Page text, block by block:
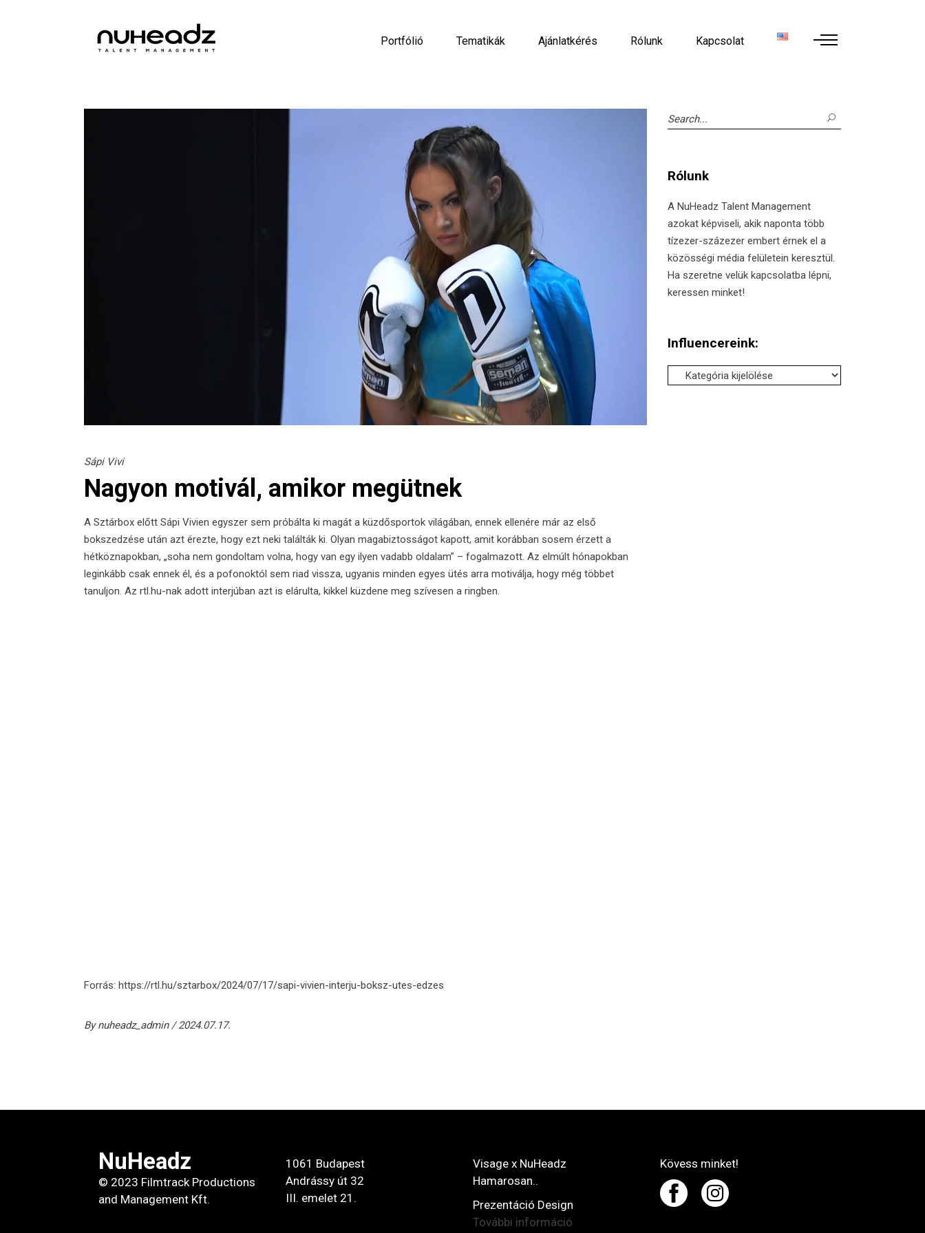
Portfólió Tematikák Ajánlatkérés Rólunk Kapcsolat
Sápi Vivi
Nagyon motivál, amikor megütnek
A Sztárbox előtt Sápi Vivien egyszer sem próbálta ki magát a küzdősportok világában, ennek ellenére már az első
bokszedzése után azt érezte, hogy ezt neki találták ki. Olyan magabiztosságot kapott, amit korábban sosem érzett a
hétköznapokban, „soha nem gondoltam volna, hogy van egy ilyen vadabb oldalam” – fogalmazott. Az elmúlt hónapokban
leginkább csak ennek él, és a pofonoktól sem riad vissza, ugyanis minden egyes ütés arra motiválja, hogy még többet
tanuljon. Az rtl.hu-nak adott interjúban azt is elárulta, kikkel küzdene meg szívesen a ringben.
Forrás: https://rtl.hu/sztarbox/2024/07/17/sapi-vivien-interju-boksz-utes-edzes
Bynuheadz_admin 2024.07.17.
Search
for:
Rólunk
A NuHeadz Talent Management
azokat képviseli, akik naponta több
tízezer-százezer embert érnek el a
közösségi média felületein keresztül.
Ha szeretne velük kapcsolatba lépni,
keressen minket!
Influencereink:
Influencereink:
NuHeadz
© 2023 Filmtrack Productions
and Management Kft.
1061 Budapest
Andrássy út 32
III. emelet 21.
Visage x NuHeadz
Hamarosan..
Prezentáció Design
További információ
Kövess minket!